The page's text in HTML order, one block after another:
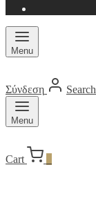
Menu
Σύνδεση Search
Menu
Cart